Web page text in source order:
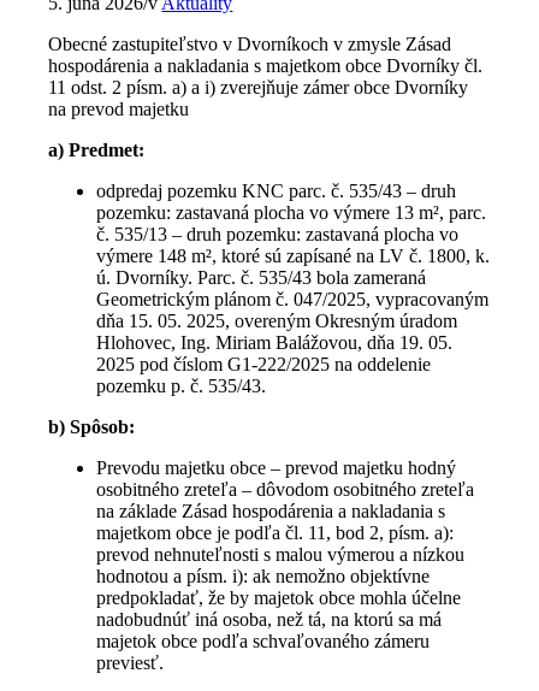
Obecné zastupiteľstvo v Dvorníkoch v zmysle Zásad
hospodárenia a nakladania s majetkom obce Dvorníky čl.
11 odst. 2 písm. a) a i) zverejňuje zámer obce Dvorníky
na prevod majetku
a) Predmet:
odpredaj pozemku KNC parc. č. 535/43 – druh
pozemku: zastavaná plocha vo výmere 13 m², parc.
č. 535/13 – druh pozemku: zastavaná plocha vo
výmere 148 m², ktoré sú zapísané na LV č. 1800, k.
ú. Dvorníky. Parc. č. 535/43 bola zameraná
Geometrickým plánom č. 047/2025, vypracovaným
dňa 15. 05. 2025, overeným Okresným úradom
Hlohovec, Ing. Miriam Balážovou, dňa 19. 05.
2025 pod číslom G1-222/2025 na oddelenie
pozemku p. č. 535/43.
b) Spôsob:
Prevodu majetku obce – prevod majetku hodný
osobitného zreteľa – dôvodom osobitného zreteľa
na základe Zásad hospodárenia a nakladania s
majetkom obce je podľa čl. 11, bod 2, písm. a):
prevod nehnuteľnosti s malou výmerou a nízkou
hodnotou a písm. i): ak nemožno objektívne
predpokladať, že by majetok obce mohla účelne
nadobudnúť iná osoba, než tá, na ktorú sa má
majetok obce podľa schvaľovaného zámeru
previesť.